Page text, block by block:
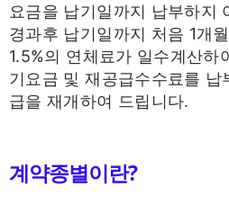
요금을 납기일까지 납부하지
경과후 납기일까지 처음 1개
1.5%의 연체료가 일수계산하
기요금 및 재공급수수료를 납
급을 재개하여 드립니다.
계약종별이란?